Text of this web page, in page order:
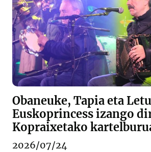
Obaneuke, Tapia eta
Euskoprincess izango
Kopraixetako
2026/07/24